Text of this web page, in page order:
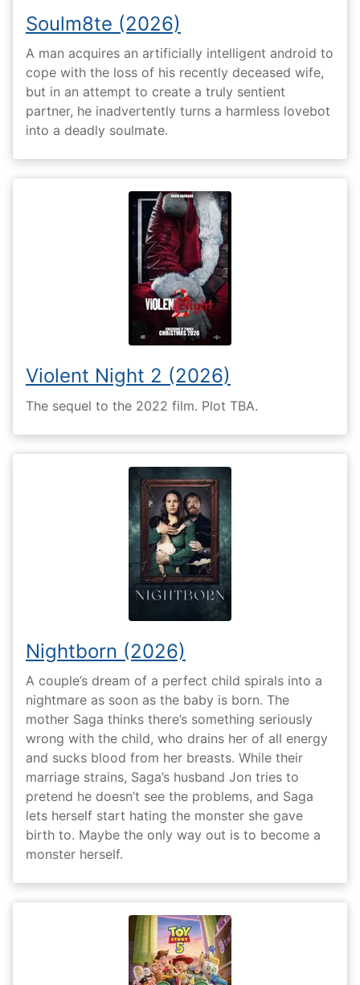
Soulm8te (2026)
A man acquires an artificially intelligent android to
cope with the loss of his recently deceased wife,
but in an attempt to create a truly sentient
partner, he inadvertently turns a harmless lovebot
into a deadly soulmate.
Violent Night 2 (2026)
The sequel to the 2022 film. Plot TBA.
Nightborn (2026)
A couple’s dream of a perfect child spirals into a
nightmare as soon as the baby is born. The
mother Saga thinks there’s something seriously
wrong with the child, who drains her of all energy
and sucks blood from her breasts. While their
marriage strains, Saga’s husband Jon tries to
pretend he doesn’t see the problems, and Saga
lets herself start hating the monster she gave
birth to. Maybe the only way out is to become a
monster herself.